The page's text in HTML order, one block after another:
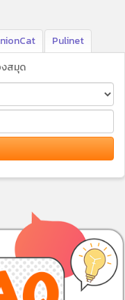
Pulinet
งสมุด